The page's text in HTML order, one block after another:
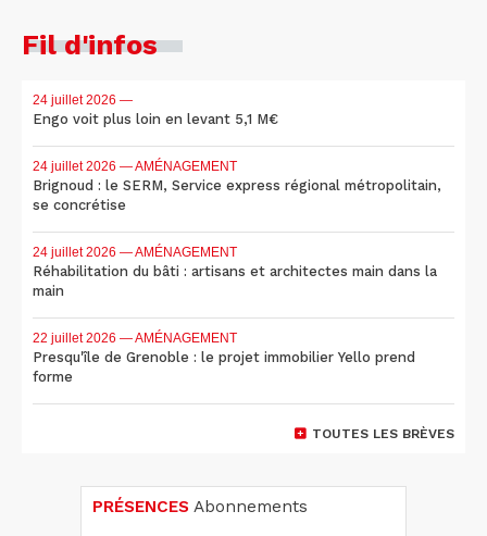
Fil d'infos
24 juillet 2026 —
Engo voit plus loin en levant 5,1 M€
24 juillet 2026 — AMÉNAGEMENT
Brignoud : le SERM, Service express régional métropolitain,
se concrétise
24 juillet 2026 — AMÉNAGEMENT
Réhabilitation du bâti : artisans et architectes main dans la
main
22 juillet 2026 — AMÉNAGEMENT
Presqu'île de Grenoble : le projet immobilier Yello prend
forme
TOUTES LES BRÈVES
PRÉSENCES Abonnements